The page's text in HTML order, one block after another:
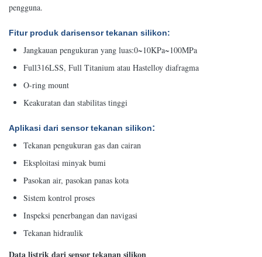
pengguna.
Fitur produk darisensor tekanan silikon:
Jangkauan pengukuran yang luas:0~10KPa~100MPa
Full316LSS, Full Titanium atau Hastelloy diafragma
O-ring mount
Keakuratan dan stabilitas tinggi
Aplikasi dari sensor tekanan silikon:
Tekanan pengukuran gas dan cairan
Eksploitasi minyak bumi
Pasokan air, pasokan panas kota
Sistem kontrol proses
Inspeksi penerbangan dan navigasi
Tekanan hidraulik
Data listrik dari sensor tekanan silikon